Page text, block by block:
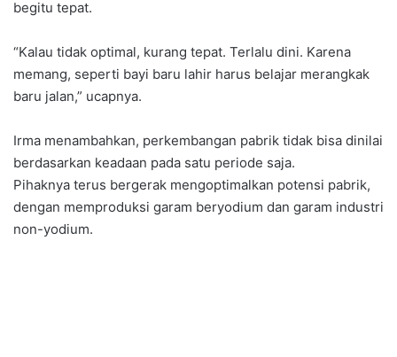
begitu tepat.
“Kalau tidak optimal, kurang tepat. Terlalu dini. Karena
memang, seperti bayi baru lahir harus belajar merangkak
baru jalan,” ucapnya.
Irma menambahkan, perkembangan pabrik tidak bisa dinilai
berdasarkan keadaan pada satu periode saja.
Pihaknya terus bergerak mengoptimalkan potensi pabrik,
dengan memproduksi garam beryodium dan garam industri
non-yodium.